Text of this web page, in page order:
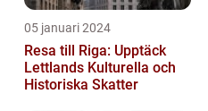
05 januari 2024
Resa till Riga: Upptäck
Lettlands Kulturella och
Historiska Skatter